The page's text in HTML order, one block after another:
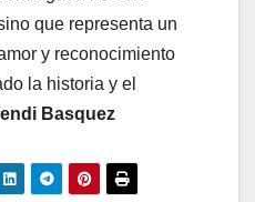
que representa un
y reconocimiento
la historia y el
Basquez